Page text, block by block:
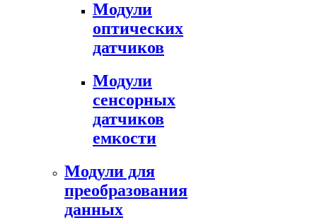
Модули
оптических
датчиков
Модули
сенсорных
датчиков
емкости
Модули для
преобразования
данных